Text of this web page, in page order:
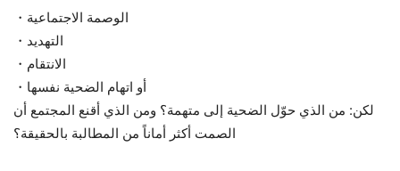
・الوصمة الاجتماعية
・التهديد
・الانتقام
・أو اتهام الضحية نفسها
لكن: من الذي حوّل الضحية إلى متهمة؟ ومن الذي أقنع المجتمع أن
الصمت أكثر أماناً من المطالبة بالحقيقة؟